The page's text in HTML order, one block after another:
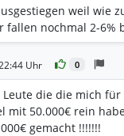
weil wie
fallen nochmal 2-6%
Uhr 0
die die mich
mit 50.000€ rein
gemacht !!!!!!!